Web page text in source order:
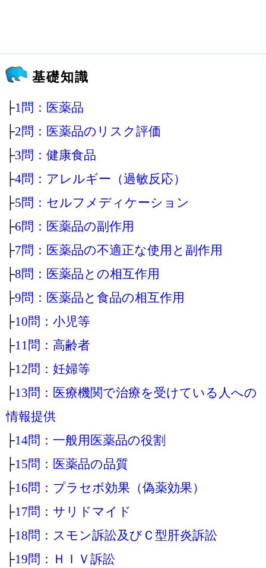
基礎知識
├1問：医薬品
├2問：医薬品のリスク評価
├3問：健康食品
├4問：アレルギー（過敏反応）
├5問：セルフメディケーション
├6問：医薬品の副作用
├7問：医薬品の不適正な使用と副作用
├8問：医薬品との相互作用
├9問：医薬品と食品の相互作用
├10問：小児等
├11問：高齢者
├12問：妊婦等
├13問：医療機関で治療を受けている人への
情報提供
├14問：一般用医薬品の役割
├15問：医薬品の品質
├16問：プラセボ効果（偽薬効果）
├17問：サリドマイド
├18問：スモン訴訟及びＣ型肝炎訴訟
├19問：ＨＩＶ訴訟